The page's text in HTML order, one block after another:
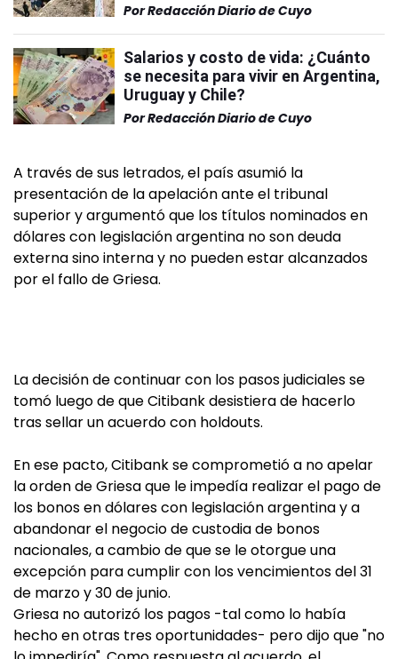
PorRedacción Diario de Cuyo
Salarios y costo de vida: ¿Cuánto
se necesita para vivir en Argentina,
Uruguay y Chile?
PorRedacción Diario de Cuyo
A través de sus letrados, el país asumió la
presentación de la apelación ante el tribunal
superior y argumentó que los títulos nominados en
dólares con legislación argentina no son deuda
externa sino interna y no pueden estar alcanzados
por el fallo de Griesa.
La decisión de continuar con los pasos judiciales se
tomó luego de que Citibank desistiera de hacerlo
tras sellar un acuerdo con holdouts.
En ese pacto, Citibank se comprometió a no apelar
la orden de Griesa que le impedía realizar el pago de
los bonos en dólares con legislación argentina y a
abandonar el negocio de custodia de bonos
nacionales, a cambio de que se le otorgue una
excepción para cumplir con los vencimientos del 31
de marzo y 30 de junio.
Griesa no autorizó los pagos -tal como lo había
hecho en otras tres oportunidades- pero dijo que "no